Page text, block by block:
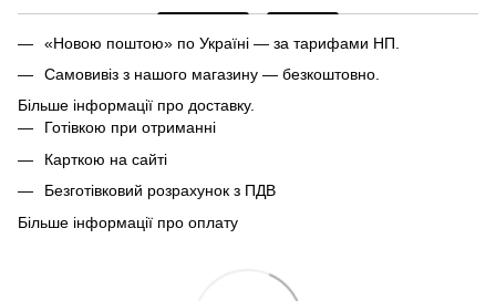
«Новою поштою» по Україні — за тарифами НП.
Самовивіз з нашого магазину — безкоштовно.
Більше інформації про доставку.
Готівкою при отриманні
Карткою на сайті
Безготівковий розрахунок з ПДВ
Більше інформації про оплату